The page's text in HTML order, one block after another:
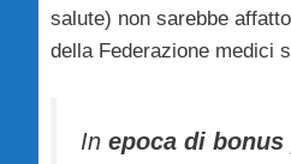
salute) non sarebbe
della Federazione medici
In epoca di bonus